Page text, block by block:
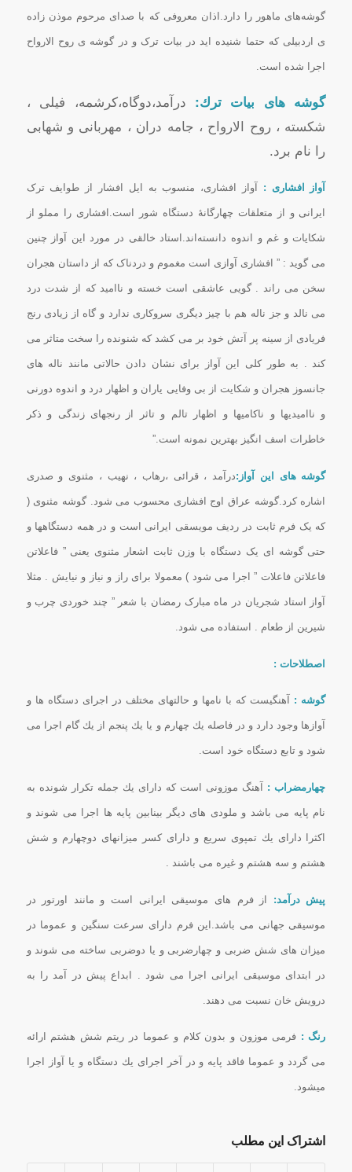
گوشه‌های ماهور را دارد.اذان معروفی که با صدای مرحوم موذن زاده
ی اردبیلی که حتما شنیده اید در بیات ترک و در گوشه ی روح الارواح
اجرا شده است.
گوشه های بیات ترك:
درآمد،دوگاه،كرشمه، فیلی ،
شكسته ، روح الارواح ، جامه دران ، مهربانی و شهابی
را نام برد.
آواز افشاری : آواز افشاری، منسوب به ایل افشار از طوایف ترک
ایرانی و از متعلقات چهارگانهٔ دستگاه شور است.افشاری را مملو از
شکایات و غم و اندوه دانسته‌اند.استاد خالقی در مورد این آواز چنین
می گوید : ” افشاری آوازی است مغموم و دردناک که از داستان هجران
سخن می راند . گویی عاشقی است خسته و ناامید که از شدت درد
می نالد و جز ناله هم با چیز دیگری سروکاری ندارد و گاه از زیادی رنج
فریادی از سینه پر آتش خود بر می کشد که شنونده را سخت متاثر می
کند . به طور کلی این آواز برای نشان دادن حالاتی مانند ناله های
جانسوز هجران و شکایت از بی وفایی یاران و اظهار درد و اندوه دورنی
و ناامیدیها و ناکامیها و اظهار تالم و تاثر از رنجهای زندگی و ذکر
خاطرات اسف انگیز بهترین نمونه است.”
گوشه های این آواز:درآمد ، قرائی ،رهاب ، نهیب ، مثنوی و صدری
اشاره كرد.گوشه عراق اوج افشاری محسوب می شود. گوشه مثنوی (
که یک فرم ثابت در ردیف مویسقی ایرانی است و در همه دستگاهها و
حتی گوشه ای یک دستگاه با وزن ثابت اشعار مثنوی یعنی ” فاعلاتن
فاعلاتن فاعلات ” اجرا می شود ) معمولا برای راز و نیاز و نیایش . مثلا
آواز استاد شجریان در ماه مبارک رمضان با شعر ” چند خوردی چرب و
شیرین از طعام . استفاده می شود.
اصطلاحات :
گوشه : آهنگیست كه با نامها و حالتهای مختلف در اجرای دستگاه ها و
آوازها وجود دارد و در فاصله یك چهارم و یا یك پنجم از یك گام اجرا می
شود و تابع دستگاه خود است.
چهارمضراب : آهنگ موزونی است كه دارای یك جمله تكرار شونده به
نام پایه می باشد و ملودی های دیگر بینابین پایه ها اجرا می شوند و
اكثرا دارای یك تمپوی سریع و دارای كسر میزانهای دوچهارم و شش
هشتم و سه هشتم و غیره می باشند .
پیش درآمد: از فرم های موسیقی ایرانی است و مانند اورتور در
موسیقی جهانی می باشد.این فرم دارای سرعت سنگین و عموما در
میزان های شش ضربی و چهارضربی و یا دوضربی ساخته می شوند و
در ابتدای موسیقی ایرانی اجرا می شود . ابداع پیش در آمد را به
درویش خان نسبت می دهند.
رنگ : فرمی موزون و بدون كلام و عموما در ریتم شش هشتم ارائه
می گردد و عموما فاقد پایه و در آخر اجرای یك دستگاه و یا آواز اجرا
میشود.
اشتراک این مطلب